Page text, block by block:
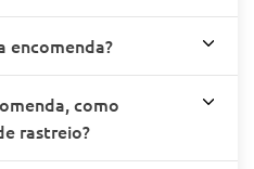
encomenda?
como
rastreio?